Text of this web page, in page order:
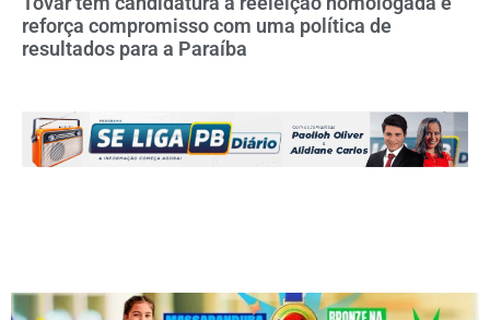
reforça compromisso com uma política de
resultados para a Paraíba